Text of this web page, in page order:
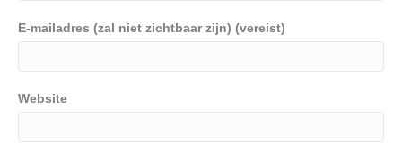
E-mailadres (zal niet zichtbaar zijn) (vereist)
Website